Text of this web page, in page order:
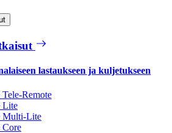
lastaukseen ja kuljetukseen
Remote
Lite
Lite